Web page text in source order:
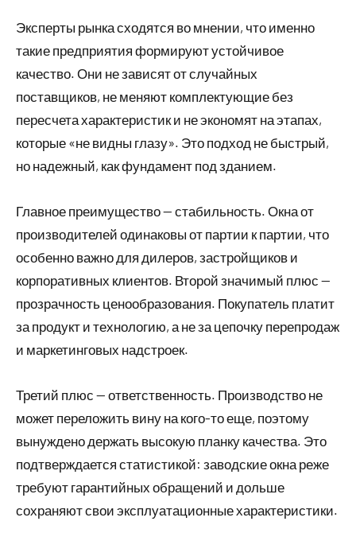
Эксперты рынка сходятся во мнении, что именно
такие предприятия формируют устойчивое
качество. Они не зависят от случайных
поставщиков, не меняют комплектующие без
пересчета характеристик и не экономят на этапах,
которые «не видны глазу». Это подход не быстрый,
но надежный, как фундамент под зданием.
Главное преимущество — стабильность. Окна от
производителей одинаковы от партии к партии, что
особенно важно для дилеров, застройщиков и
корпоративных клиентов. Второй значимый плюс —
прозрачность ценообразования. Покупатель платит
за продукт и технологию, а не за цепочку перепродаж
и маркетинговых надстроек.
Третий плюс — ответственность. Производство не
может переложить вину на кого-то еще, поэтому
вынуждено держать высокую планку качества. Это
подтверждается статистикой: заводские окна реже
требуют гарантийных обращений и дольше
сохраняют свои эксплуатационные характеристики.